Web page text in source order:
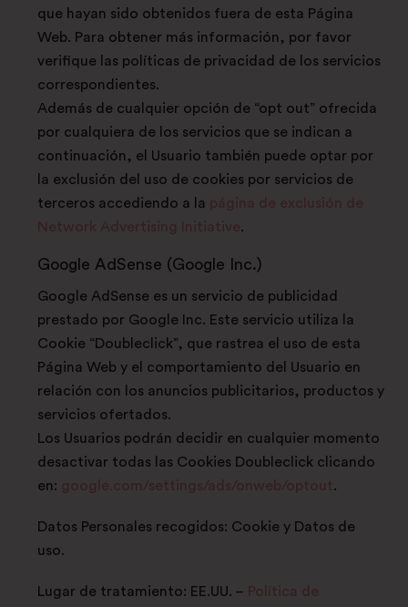
que hayan sido obtenidos fuera de esta Página
Web. Para obtener más información, por favor
verifique las políticas de privacidad de los servicios
correspondientes.
Además de cualquier opción de “opt out” ofrecida
por cualquiera de los servicios que se indican a
continuación, el Usuario también puede optar por
la exclusión del uso de cookies por servicios de
terceros accediendo a la página de exclusión de
Network Advertising Initiative.
Google AdSense (Google Inc.)
Google AdSense es un servicio de publicidad
prestado por Google Inc. Este servicio utiliza la
Cookie “Doubleclick”, que rastrea el uso de esta
Página Web y el comportamiento del Usuario en
relación con los anuncios publicitarios, productos y
servicios ofertados.
Los Usuarios podrán decidir en cualquier momento
desactivar todas las Cookies Doubleclick clicando
en: google.com/settings/ads/onweb/optout.
Datos Personales recogidos: Cookie y Datos de
uso.
Lugar de tratamiento: EE.UU. – Política de